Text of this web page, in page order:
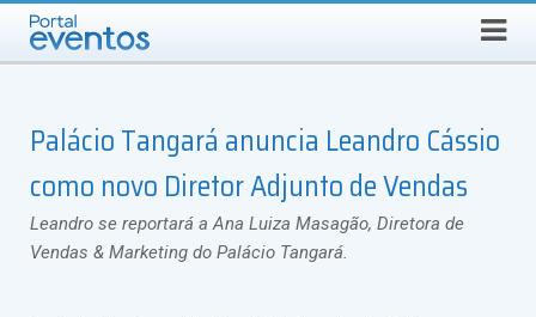
SEXTA-FEIRA, 7 DE AGOSTO DE 2026 Busca
Palácio Tangará anuncia Leandro Cássio
como novo Diretor Adjunto de Vendas
Leandro se reportará a Ana Luiza Masagão, Diretora de
Vendas & Marketing do Palácio Tangará.